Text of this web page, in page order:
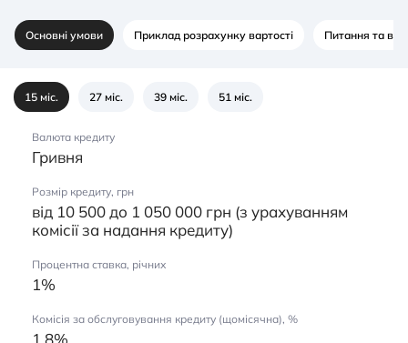
Основні умови Приклад розрахунку вартості Питання та
15 міс. 27 міс. 39 міс. 51 міс.
Валюта кредиту
Гривня
Розмір кредиту, грн
від 10 500 до 1 050 000 грн (з урахуванням
комісії за надання кредиту)
Процентна ставка, річних
1%
Комісія за обслуговування кредиту (щомісячна), %
1,8%